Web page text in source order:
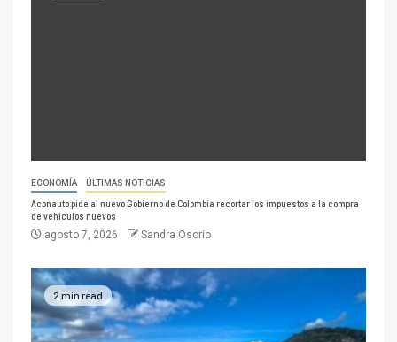
ECONOMÍA ÚLTIMAS NOTICIAS
Aconauto pide al nuevo Gobierno de Colombia recortar los impuestos a la compra
de vehículos nuevos
agosto 7, 2026 Sandra Osorio
2 min read